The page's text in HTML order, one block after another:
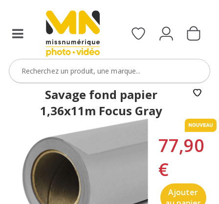
Savage fond papier
1,36x11m Focus Gray
77,90
€
Ajouter